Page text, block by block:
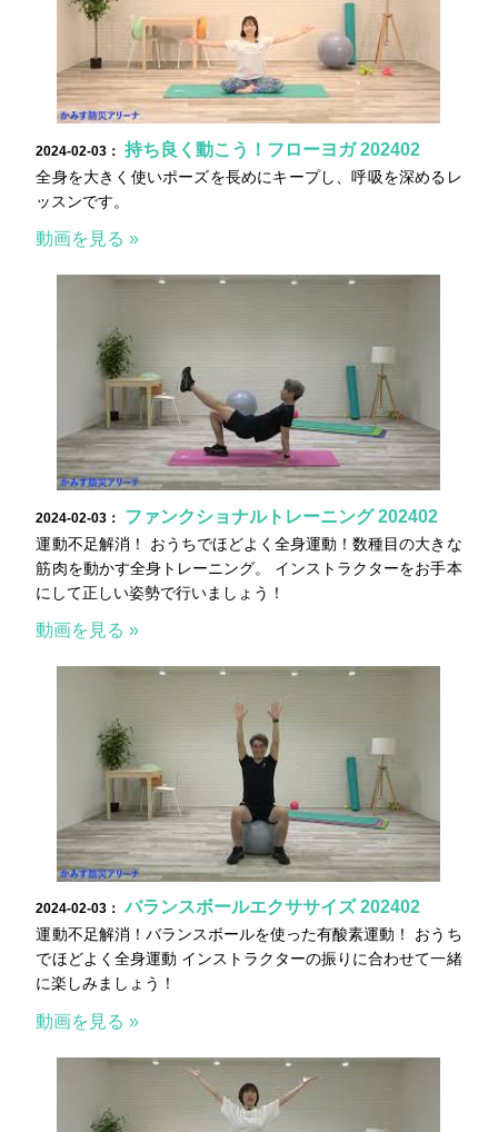
2024-02-03： 持ち良く動こう！フローヨガ 202402
全身を大きく使いポーズを長めにキープし、呼吸を深めるレ
ッスンです。
動画を見る »
2024-02-03： ファンクショナルトレーニング 202402
運動不足解消！ おうちでほどよく全身運動！数種目の大きな
筋肉を動かす全身トレーニング。 インストラクターをお手本
にして正しい姿勢で行いましょう！
動画を見る »
2024-02-03： バランスボールエクササイズ 202402
運動不足解消！バランスボールを使った有酸素運動！ おうち
でほどよく全身運動 インストラクターの振りに合わせて一緒
に楽しみましょう！
動画を見る »